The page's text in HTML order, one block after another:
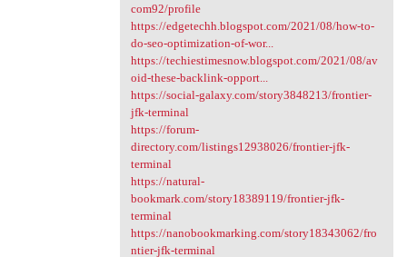
com92/profile
https://edgetechh.blogspot.com/2021/08/how-to-
do-seo-optimization-of-wor...
https://techiestimesnow.blogspot.com/2021/08/av
oid-these-backlink-opport...
https://social-galaxy.com/story3848213/frontier-
jfk-terminal
https://forum-
directory.com/listings12938026/frontier-jfk-
terminal
https://natural-
bookmark.com/story18389119/frontier-jfk-
terminal
https://nanobookmarking.com/story18343062/fro
ntier-jfk-terminal